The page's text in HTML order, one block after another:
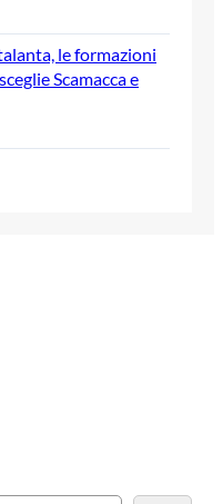
le formazioni
Scamacca e